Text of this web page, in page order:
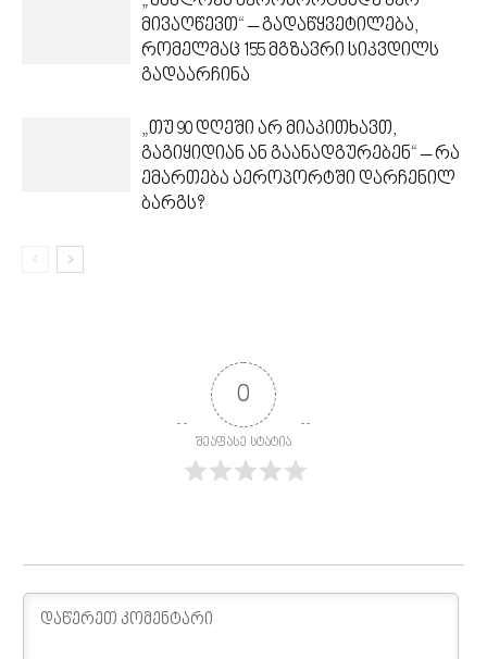
მივაღწევთ“ – გადაწყვეტილება,
რომელმაც 155 მგზავრი სიკვდილს
გადაარჩინა
„თუ 90 დღეში არ მიაკითხავთ,
გაგიყიდიან ან გაანადგურებენ“ – რა
ემართება აეროპორტში დარჩენილ
ბარგს?
0
შეაფასე სტატია